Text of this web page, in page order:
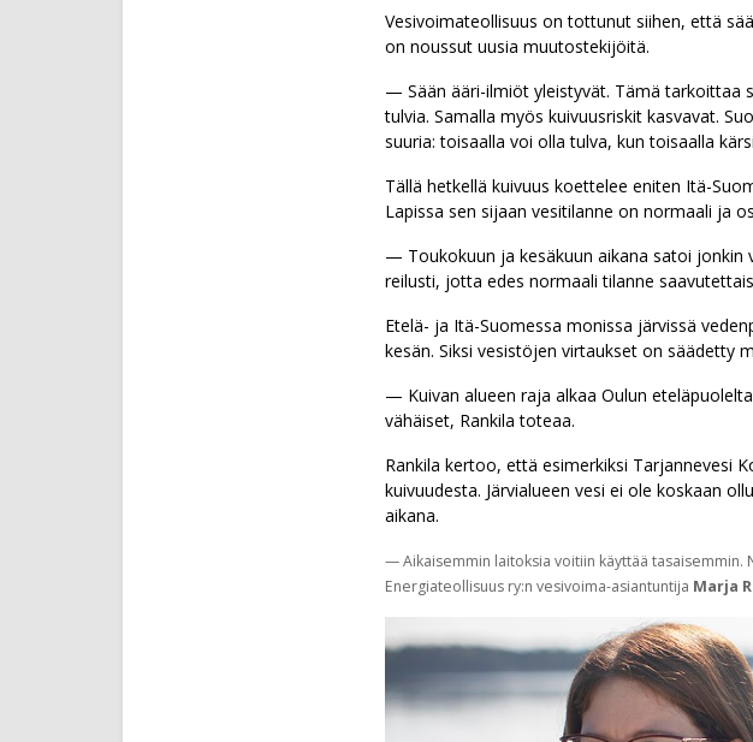
Vesivoimateollisuus on tottunut siihen, että
on noussut uusia muutostekijöitä.
— Sään ääri-ilmiöt yleistyvät. Tämä tarkoittaa
tulvia. Samalla myös kuivuusriskit kasvavat.
suuria: toisaalla voi olla tulva, kun toisaalla
Tällä hetkellä kuivuus koettelee eniten Itä-
Lapissa sen sijaan vesitilanne on normaali ja
— Toukokuun ja kesäkuun aikana satoi jonkin
reilusti, jotta edes normaali tilanne
Etelä- ja Itä-Suomessa monissa järvissä
kesän. Siksi vesistöjen virtaukset on säädetty
— Kuivan alueen raja alkaa Oulun
vähäiset, Rankila toteaa.
Rankila kertoo, että esimerkiksi Tarjannevesi
kuivuudesta. Järvialueen vesi ei ole koskaan
aikana.
— Aikaisemmin laitoksia voitiin käyttää
Energiateollisuus ry:n vesivoima-asiantuntija Marja